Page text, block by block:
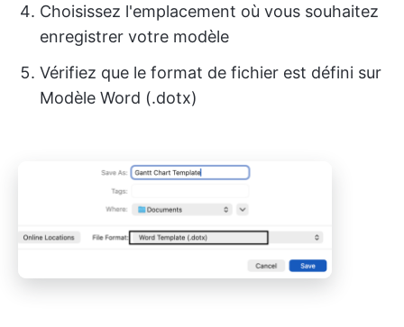
Choisissez l'emplacement où vous souhaitez
enregistrer votre modèle
Vérifiez que le format de fichier est défini sur
Modèle Word (.dotx)